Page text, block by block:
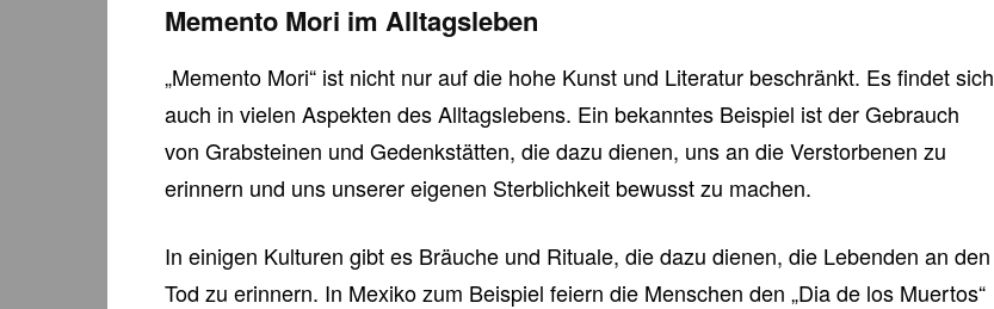
Memento Mori im Alltagsleben
„Memento Mori“ ist nicht nur auf die hohe Kunst und Literatur beschränkt. Es findet sich
auch in vielen Aspekten des Alltagslebens. Ein bekanntes Beispiel ist der Gebrauch
von Grabsteinen und Gedenkstätten, die dazu dienen, uns an die Verstorbenen zu
erinnern und uns unserer eigenen Sterblichkeit bewusst zu machen.
In einigen Kulturen gibt es Bräuche und Rituale, die dazu dienen, die Lebenden an den
Tod zu erinnern. In Mexiko zum Beispiel feiern die Menschen den „Dia de los Muertos“